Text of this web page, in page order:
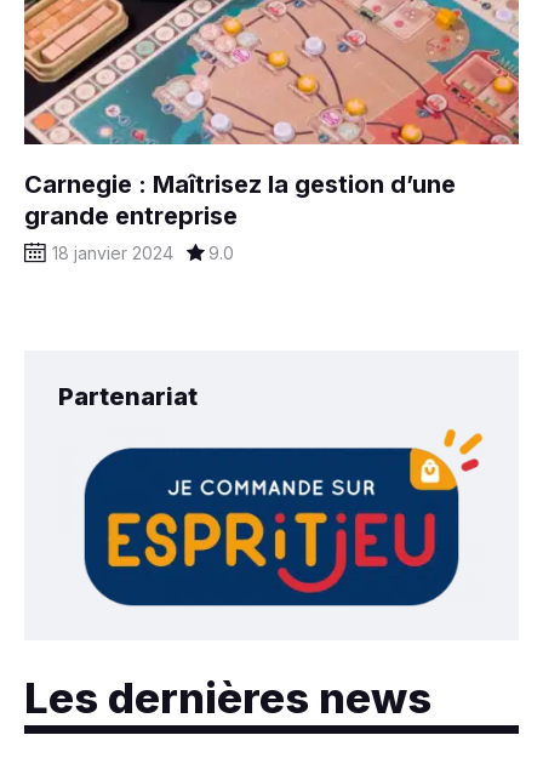
Carnegie : Maîtrisez la gestion d’une
grande entreprise
18 janvier 2024 9.0
Partenariat
Les dernières news